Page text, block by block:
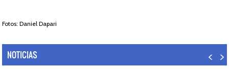
Fotos: Daniel Dapari
NOTICIAS